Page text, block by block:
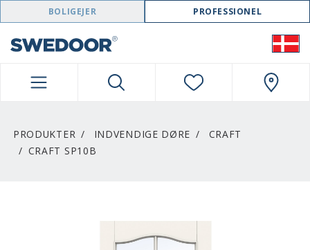
SWEDOOR NAVIGATION
BOLIGEJER PROFESSIONEL
PRODUKTER INDVENDIGE DØRE
CRAFT
CRAFT SP10B